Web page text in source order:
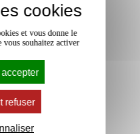
cookies
et vous donne le
vous souhaitez activer
accepter
refuser